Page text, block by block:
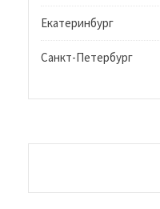
Екатеринбург
Санкт-Петербург